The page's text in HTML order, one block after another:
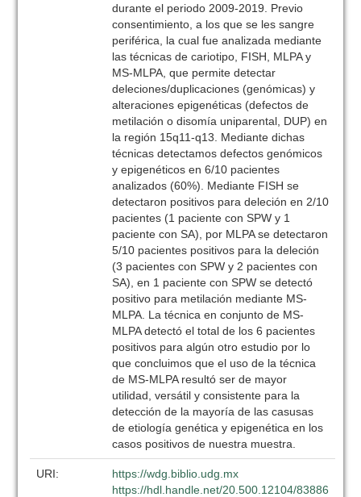
durante el periodo 2009-2019. Previo
consentimiento, a los que se les sangre
periférica, la cual fue analizada mediante
las técnicas de cariotipo, FISH, MLPA y
MS-MLPA, que permite detectar
deleciones/duplicaciones (genómicas) y
alteraciones epigenéticas (defectos de
metilación o disomía uniparental, DUP) en
la región 15q11-q13. Mediante dichas
técnicas detectamos defectos genómicos
y epigenéticos en 6/10 pacientes
analizados (60%). Mediante FISH se
detectaron positivos para deleción en 2/10
pacientes (1 paciente con SPW y 1
paciente con SA), por MLPA se detectaron
5/10 pacientes positivos para la deleción
(3 pacientes con SPW y 2 pacientes con
SA), en 1 paciente con SPW se detectó
positivo para metilación mediante MS-
MLPA. La técnica en conjunto de MS-
MLPA detectó el total de los 6 pacientes
positivos para algún otro estudio por lo
que concluimos que el uso de la técnica
de MS-MLPA resultó ser de mayor
utilidad, versátil y consistente para la
detección de la mayoría de las casusas
de etiología genética y epigenética en los
casos positivos de nuestra muestra.
URI:
https://wdg.biblio.udg.mx
https://hdl.handle.net/20.500.12104/83886